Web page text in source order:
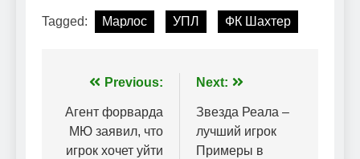
Tagged: Марлос УПЛ ФК Шахтер
Навігація
записів
Previous:
Агент форварда
МЮ заявил, что
игрок хочет уйти
Next:
Звезда Реала –
лучший игрок
Примеры в